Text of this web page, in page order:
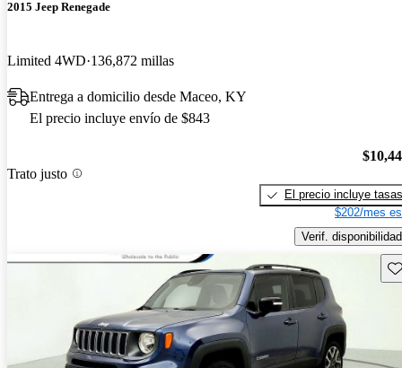
2015 Jeep Renegade
Limited 4WD 136,872 millas
Entrega a domicilio desde Maceo, KY
El precio incluye envío de $843
Trato justo
El precio incluye tasas
$202/mes
Verif. disponibilidad